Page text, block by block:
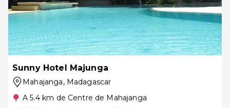
Sunny Hotel Majunga
Mahajanga, Madagascar
A 5.4 km de Centre de Mahajanga